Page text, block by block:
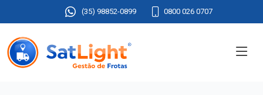
(35) 98852-0899 0800 026 0707